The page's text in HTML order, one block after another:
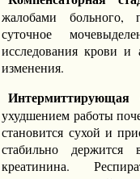
жалобами больного,
суточное
исследования крови и
изменения.
Интермиттирующая
ухудшением работы
становится сухой и
стабильно держится
креатинина.